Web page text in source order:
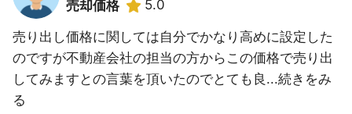
売却価格
5.0
売り出し価格に関しては自分でかなり高めに設定した
のですが不動産会社の担当の方からこの価格で売り出
してみますとの言葉を頂いたのでとても良...続きをみ
る